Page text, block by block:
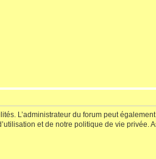
L’administrateur du forum peut
et de notre politique de vie privée.